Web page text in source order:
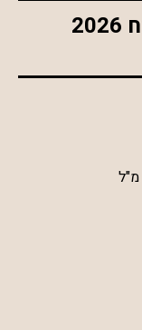
מארז סט חגיגי מן הזית פסח 2026